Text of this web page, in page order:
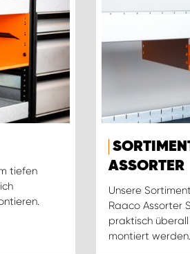
tiefen
ASSORTER
Unsere
Raaco Assorter
praktisch überall
montiert werden.